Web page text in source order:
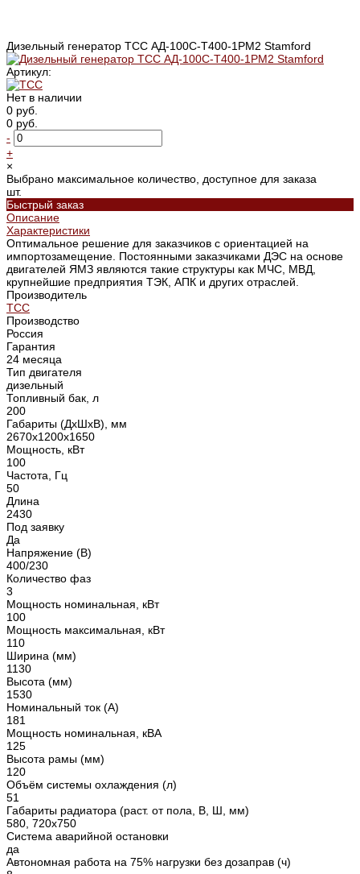
Дизельный генератор ТСС АД-100С-Т400-1РМ2 Stamford
Артикул:
Нет в наличии
0 руб.
0 руб.
-
+
×
Выбрано максимальное количество, доступное для заказа
шт.
Быстрый заказ
Описание
Характеристики
Оптимальное решение для заказчиков с ориентацией на
импортозамещение. Постоянными заказчиками ДЭС на основе
двигателей ЯМЗ являются такие структуры как МЧС, МВД,
крупнейшие предприятия ТЭК, АПК и других отраслей.
Производитель
ТСС
Производство
Россия
Гарантия
24 месяца
Тип двигателя
дизельный
Топливный бак, л
200
Габариты (ДхШхВ), мм
2670x1200x1650
Мощность, кВт
100
Частота, Гц
50
Длина
2430
Под заявку
Да
Напряжение (В)
400/230
Количество фаз
3
Мощность номинальная, кВт
100
Мощность максимальная, кВт
110
Ширина (мм)
1130
Высота (мм)
1530
Номинальный ток (А)
181
Мощность номинальная, кВА
125
Высота рамы (мм)
120
Объём системы охлаждения (л)
51
Габариты радиатора (раст. от пола, В, Ш, мм)
580, 720х750
Система аварийной остановки
да
Автономная работа на 75% нагрузки без дозаправ (ч)